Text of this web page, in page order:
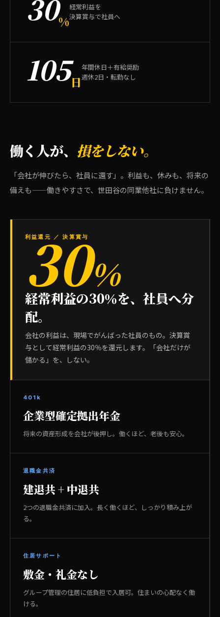
30%
経常利益を
決算賞与で社員へ
105日
年間休日＋有給奨励
週休2日・転勤なし
働く人が、 損をしない。
「会社が伸びたら、社員に還す」。利益も、休みも、将来の
備えも——働きやすさで、世田谷の同業他社に負けません。
利益還元 ／ 決算賞与
30%
経常利益の30％を、社員へ分
配。
会社の利益は、現場でがんばった社員のもの。決算賞
与として経常利益の30％を還元します。「会社だけが
儲かる」を、しない。
401k
企業型確定拠出年金
将来の資産形成を会社が後押し。働くほど、老後も安心。
退職金共済
建退共 + 中退共
2つの退職金共済に加入。長く働くほど、しっかり積み上が
る。
住居サポート
敷金・礼金なし
グループ管理の住居に低負担で入居可。住まいの心配なく働
ける。